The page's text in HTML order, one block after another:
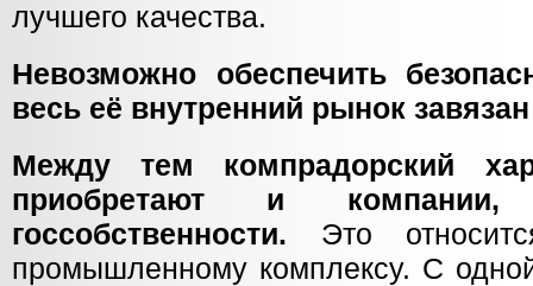
лучшего качества.
Невозможно обеспечить
весь её внутренний рынок
Между тем компрадорский
приобретают и
госсобственности. Это
промышленному комплексу. С